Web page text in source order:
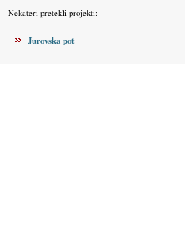
Nekateri pretekli projekti:
Jurovska pot